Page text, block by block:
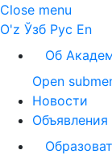
Close menu
O'z Ўзб Рус En
Об
Open
Новости
Объявления